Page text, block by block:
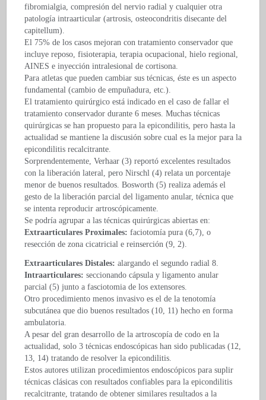
fibromialgia, compresión del nervio radial y cualquier otra
patología intraarticular (artrosis, osteocondritis disecante del
capitellum).
El 75% de los casos mejoran con tratamiento conservador que
incluye reposo, fisioterapia, terapia ocupacional, hielo regional,
AINES e inyección intralesional de cortisona.
Para atletas que pueden cambiar sus técnicas, éste es un aspecto
fundamental (cambio de empuñadura, etc.).
El tratamiento quirúrgico está indicado en el caso de fallar el
tratamiento conservador durante 6 meses. Muchas técnicas
quirúrgicas se han propuesto para la epicondilitis, pero hasta la
actualidad se mantiene la discusión sobre cual es la mejor para la
epicondilitis recalcitrante.
Sorprendentemente, Verhaar (3) reportó excelentes resultados
con la liberación lateral, pero Nirschl (4) relata un porcentaje
menor de buenos resultados. Bosworth (5) realiza además el
gesto de la liberación parcial del ligamento anular, técnica que
se intenta reproducir artroscópicamente.
Se podría agrupar a las técnicas quirúrgicas abiertas en:
Extraarticulares Proximales: faciotomía pura (6,7), o
resección de zona cicatricial e reinserción (9, 2).
Extraarticulares Distales: alargando el segundo radial 8.
Intraarticulares: seccionando cápsula y ligamento anular
parcial (5) junto a fasciotomia de los extensores.
Otro procedimiento menos invasivo es el de la tenotomía
subcutánea que dio buenos resultados (10, 11) hecho en forma
ambulatoria.
A pesar del gran desarrollo de la artroscopía de codo en la
actualidad, solo 3 técnicas endoscópicas han sido publicadas (12,
13, 14) tratando de resolver la epicondilitis.
Estos autores utilizan procedimientos endoscópicos para suplir
técnicas clásicas con resultados confiables para la epicondilitis
recalcitrante, tratando de obtener similares resultados a la